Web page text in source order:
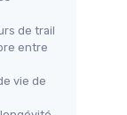
de trail
entre
vie de